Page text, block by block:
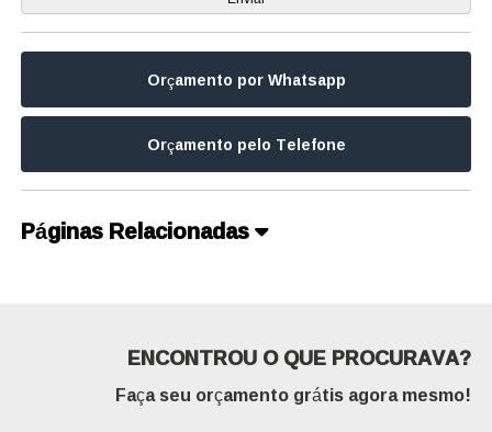
Orçamento por Whatsapp
Orçamento pelo Telefone
Páginas Relacionadas
ENCONTROU O QUE PROCURAVA?
Faça seu orçamento grátis agora mesmo!